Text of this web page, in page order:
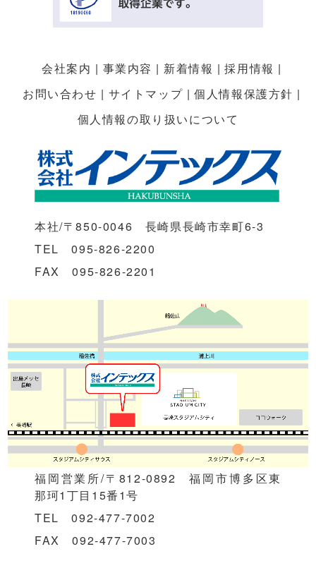
会社案内 事業内容 新着情報
採用情報
お問い合わせ
サイトマップ
個人情報保護方針
個人情報の取り扱いについて
本社/〒850-0046 長崎県長崎市幸町6-3
TEL 095-826-2200
FAX 095-826-2201
福岡営業所/〒812-0892 福岡市博多区東
那珂1丁目15番1号
TEL 092-477-7002
FAX 092-477-7003